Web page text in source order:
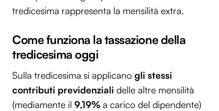
tredicesima rappresenta la mensilità extra.
Come funziona la tassazione della
tredicesima oggi
Sulla tredicesima si applicano gli stessi
contributi previdenziali delle altre mensilità
(mediamente il 9,19% a carico del dipendente)